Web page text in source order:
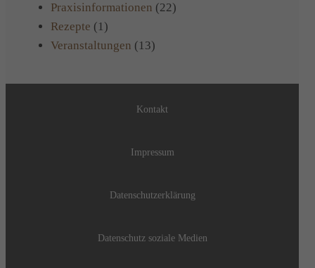
Praxisinformationen (22)
Rezepte (1)
Veranstaltungen (13)
Kontakt
Impressum
Datenschutzerklärung
Datenschutz soziale Medien